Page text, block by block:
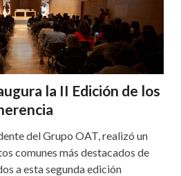
la II Edición de los
del Grupo OAT, realizó un
comunes más destacados de
a esta segunda edición